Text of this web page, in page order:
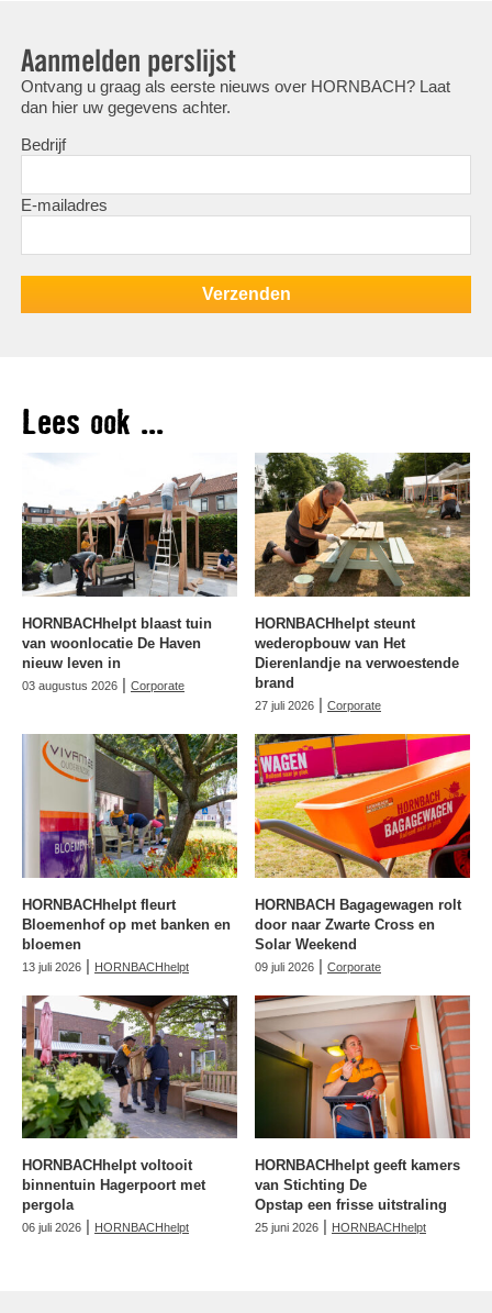
Aanmelden perslijst
Ontvang u graag als eerste nieuws over HORNBACH? Laat
dan hier uw gegevens achter.
Bedrijf
E-mailadres
Lees ook ...
HORNBACHhelpt blaast tuin
van woonlocatie De Haven
nieuw leven in
03 augustus 2026 | Corporate
HORNBACHhelpt steunt
wederopbouw van Het
Dierenlandje na verwoestende
brand
27 juli 2026 | Corporate
HORNBACHhelpt fleurt
Bloemenhof op met banken en
bloemen
13 juli 2026 | HORNBACHhelpt
HORNBACH Bagagewagen rolt
door naar Zwarte Cross en
Solar Weekend
09 juli 2026 | Corporate
HORNBACHhelpt voltooit
binnentuin Hagerpoort met
pergola
06 juli 2026 | HORNBACHhelpt
HORNBACHhelpt geeft kamers
van Stichting De
Opstap een frisse uitstraling
25 juni 2026 | HORNBACHhelpt